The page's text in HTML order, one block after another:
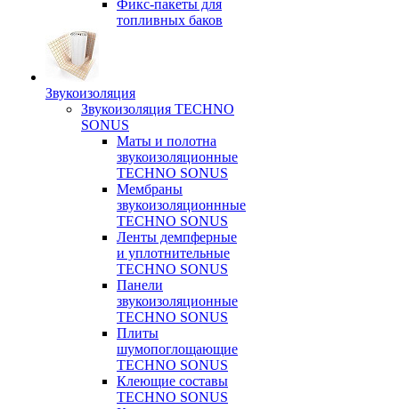
Фикс-пакеты для
топливных баков
Звукоизоляция
Звукоизоляция TECHNO
SONUS
Маты и полотна
звукоизоляционные
TECHNO SONUS
Мембраны
звукоизоляционнные
TECHNO SONUS
Ленты демпферные
и уплотнительные
TECHNO SONUS
Панели
звукоизоляционные
TECHNO SONUS
Плиты
шумопоглощающие
TECHNO SONUS
Клеющие составы
TECHNO SONUS